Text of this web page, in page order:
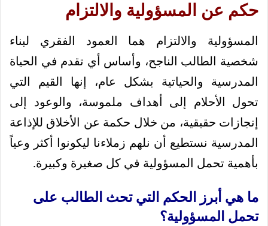
حكم عن المسؤولية والالتزام
المسؤولية والالتزام هما العمود الفقري لبناء
شخصية الطالب الناجح، وأساس أي تقدم في الحياة
المدرسية والحياتية بشكل عام، إنها القيم التي
تحول الأحلام إلى أهداف ملموسة، والوعود إلى
إنجازات حقيقية، من خلال حكمة عن الأخلاق للإذاعة
المدرسية نستطيع أن نلهم زملاءنا ليكونوا أكثر وعياً
بأهمية تحمل المسؤولية في كل صغيرة وكبيرة.
ما هي أبرز الحكم التي تحث الطالب على
تحمل المسؤولية؟